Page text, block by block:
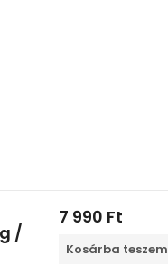
/
7 990 Ft
Kosárba teszem